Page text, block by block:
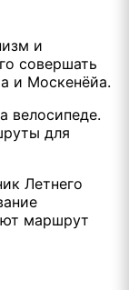
и
совершать
и Москенёйа.
велосипеде.
для
Летнего
маршрут